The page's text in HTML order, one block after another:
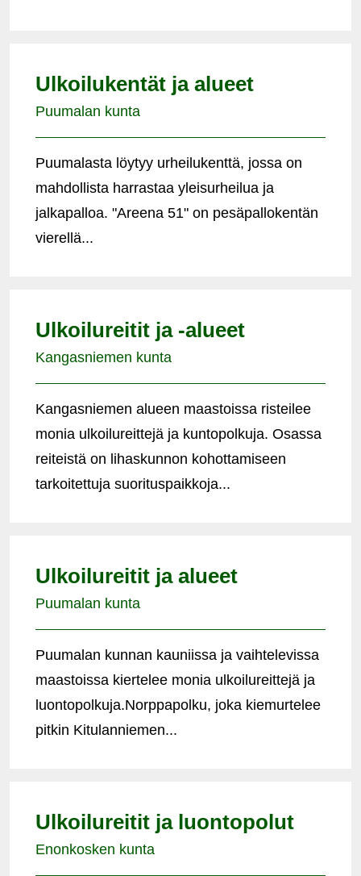
Ulkoilukentät ja alueet
Puumalan kunta
Puumalasta löytyy urheilukenttä, jossa on
mahdollista harrastaa yleisurheilua ja
jalkapalloa. "Areena 51" on pesäpallokentän
vierellä...
Ulkoilureitit ja -alueet
Kangasniemen kunta
Kangasniemen alueen maastoissa risteilee
monia ulkoilureittejä ja kuntopolkuja. Osassa
reiteistä on lihaskunnon kohottamiseen
tarkoitettuja suorituspaikkoja...
Ulkoilureitit ja alueet
Puumalan kunta
Puumalan kunnan kauniissa ja vaihtelevissa
maastoissa kiertelee monia ulkoilureittejä ja
luontopolkuja.Norppapolku, joka kiemurtelee
pitkin Kitulanniemen...
Ulkoilureitit ja luontopolut
Enonkosken kunta